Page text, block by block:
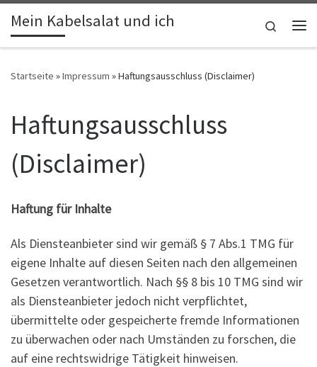
Zum Inhalt springen
Mein Kabelsalat und ich
Search
Startseite »Impressum »Haftungsausschluss (Disclaimer)
Haftungsausschluss
(Disclaimer)
Haftung für Inhalte
Als Diensteanbieter sind wir gemäß § 7 Abs.1 TMG für
eigene Inhalte auf diesen Seiten nach den allgemeinen
Gesetzen verantwortlich. Nach §§ 8 bis 10 TMG sind wir
als Diensteanbieter jedoch nicht verpflichtet,
übermittelte oder gespeicherte fremde Informationen
zu überwachen oder nach Umständen zu forschen, die
auf eine rechtswidrige Tätigkeit hinweisen.